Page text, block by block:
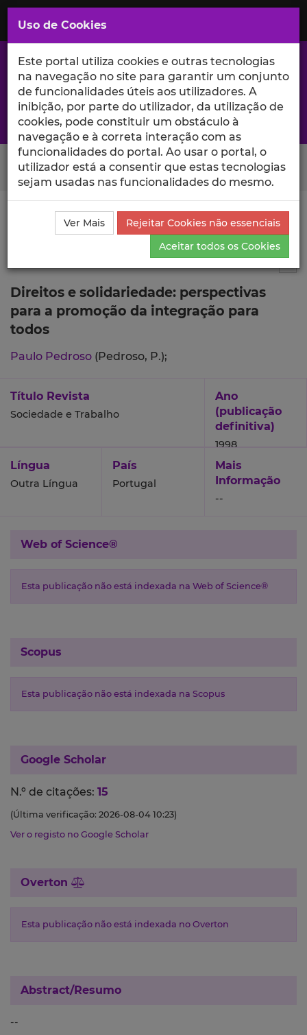
Saltar
para
Conteúdo
Principal
A excelência da investigação e ciência no Iscte
Search Button
Ciência_Iscte Publicações
Descrição Detalhada da
Publicação
Direitos e solidariedade: perspectivas
para a promoção da integração para
todos
Paulo Pedroso (Pedroso, P.);
Título Revista
Sociedade e Trabalho
Ano
(publicação
definitiva)
1998
Língua
Outra Língua
País
Portugal
Mais
Informação
--
Web of Science®
Esta publicação não está indexada na Web of Science®
Scopus
Esta publicação não está indexada na Scopus
Google Scholar
N.º de citações: 15
(Última verificação: 2026-08-04 10:23)
Ver o registo no Google Scholar
Overton
Esta publicação não está indexada no Overton
Abstract/Resumo
--
Uso de Cookies
Este portal utiliza cookies e outras tecnologias
na navegação no site para garantir um conjunto
de funcionalidades úteis aos utilizadores. A
inibição, por parte do utilizador, da utilização de
cookies, pode constituir um obstáculo à
navegação e à correta interação com as
funcionalidades do portal. Ao usar o portal, o
utilizador está a consentir que estas tecnologias
sejam usadas nas funcionalidades do mesmo.
Ver Mais
Rejeitar Cookies não essenciais
Aceitar todos os Cookies